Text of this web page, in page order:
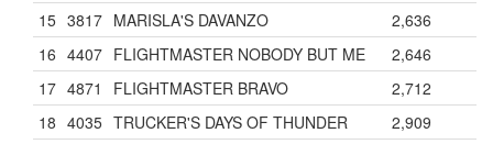
15 3817 MARISLA'S DAVANZO
2,636
16 4407 FLIGHTMASTER NOBODY BUT ME
2,646
17 4871 FLIGHTMASTER BRAVO
2,712
18 4035 TRUCKER'S DAYS OF THUNDER
2,909